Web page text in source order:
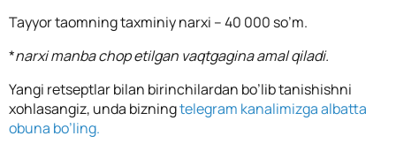
Tayyor taomning taxminiy narxi – 40 000 so’m.
*narxi manba chop etilgan vaqtgagina amal qiladi.
Yangi retseptlar bilan birinchilardan bo’lib tanishishni
xohlasangiz, unda bizningtelegram kanalimizga albatta
obuna bo’ling.